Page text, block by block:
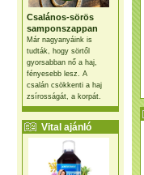
Csalános-sörös
samponszappan
Már nagyanyáink is
tudták, hogy sörtől
gyorsabban nő a haj,
fényesebb lesz. A
csalán csökkenti a haj
zsírosságát, a korpát.
Vital ajánló